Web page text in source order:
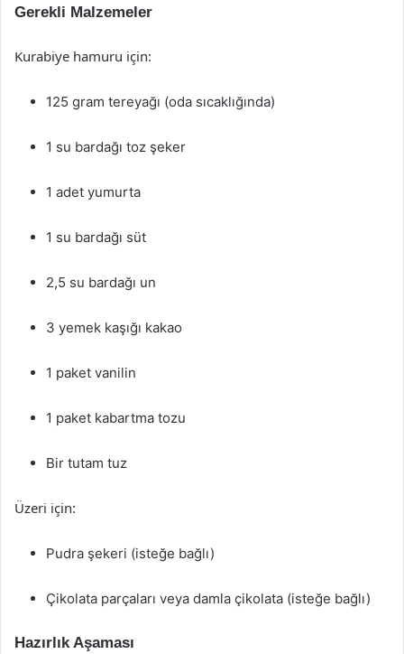
Gerekli Malzemeler
Kurabiye hamuru için:
125 gram tereyağı (oda sıcaklığında)
1 su bardağı toz şeker
1 adet yumurta
1 su bardağı süt
2,5 su bardağı un
3 yemek kaşığı kakao
1 paket vanilin
1 paket kabartma tozu
Bir tutam tuz
Üzeri için:
Pudra şekeri (isteğe bağlı)
Çikolata parçaları veya damla çikolata (isteğe bağlı)
Hazırlık Aşaması